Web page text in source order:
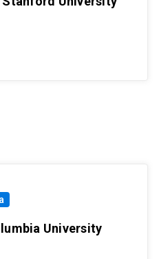
University